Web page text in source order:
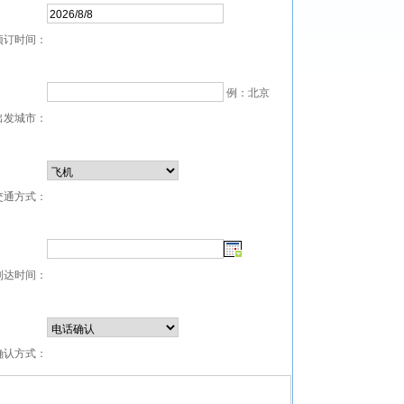
订时间：
发城市：
例：北京
通方式：
达时间：
认方式：